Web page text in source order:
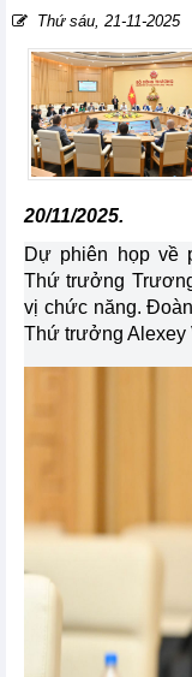
Thứ sáu, 21-11-2025
20/11/2025.
Dự phiên họp về
Thứ trưởng
vị chức năng.
Thứ trưởng Alexey